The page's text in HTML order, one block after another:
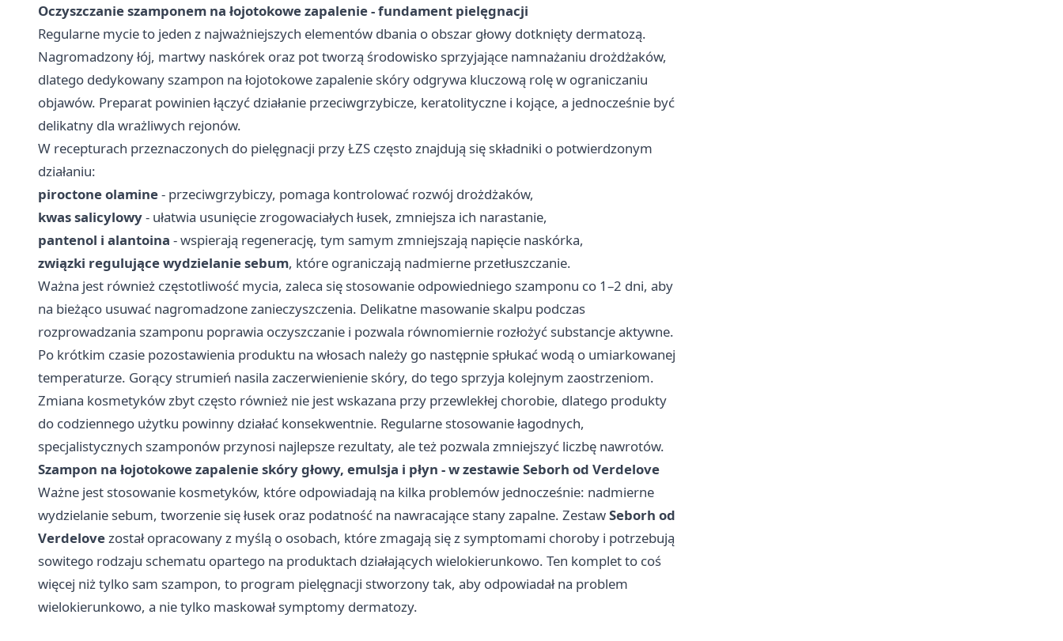
Oczyszczanie szamponem na łojotokowe zapalenie - fundament pielęgnacji
Regularne mycie to jeden z najważniejszych elementów dbania o obszar głowy dotknięty dermatozą.
Nagromadzony łój, martwy naskórek oraz pot tworzą środowisko sprzyjające namnażaniu drożdżaków,
dlatego dedykowany szampon na łojotokowe zapalenie skóry odgrywa kluczową rolę w ograniczaniu
objawów. Preparat powinien łączyć działanie przeciwgrzybicze, keratolityczne i kojące, a jednocześnie być
delikatny dla wrażliwych rejonów.
W recepturach przeznaczonych do pielęgnacji przy ŁZS często znajdują się składniki o potwierdzonym
działaniu:
piroctone olamine- przeciwgrzybiczy, pomaga kontrolować rozwój drożdżaków,
kwas salicylowy- ułatwia usunięcie zrogowaciałych łusek, zmniejsza ich narastanie,
pantenol i alantoina - wspierają regenerację, tym samym zmniejszają napięcie naskórka,
związki regulujące wydzielanie sebum, które ograniczają nadmierne przetłuszczanie.
Ważna jest również częstotliwość mycia, zaleca się stosowanie odpowiedniego szamponu co 1–2 dni, aby
na bieżąco usuwać nagromadzone zanieczyszczenia. Delikatne masowanie skalpu podczas
rozprowadzania szamponu poprawia oczyszczanie i pozwala równomiernie rozłożyć substancje aktywne.
Po krótkim czasie pozostawienia produktu na włosach należy go następnie spłukać wodą o umiarkowanej
temperaturze. Gorący strumień nasila zaczerwienienie skóry, do tego sprzyja kolejnym zaostrzeniom.
Zmiana kosmetyków zbyt często również nie jest wskazana przy przewlekłej chorobie, dlatego produkty
do codziennego użytku powinny działać konsekwentnie. Regularne stosowanie łagodnych,
specjalistycznych szamponów przynosi najlepsze rezultaty, ale też pozwala zmniejszyć liczbę nawrotów.
Szampon na łojotokowe zapalenie skóry głowy, emulsja i płyn - w zestawie Seborh od Verdelove
Ważne jest stosowanie kosmetyków, które odpowiadają na kilka problemów jednocześnie: nadmierne
wydzielanie sebum, tworzenie się łusek oraz podatność na nawracające stany zapalne. ZestawSeborh od
Verdelove został opracowany z myślą o osobach, które zmagają się z symptomami choroby i potrzebują
sowitego rodzaju schematu opartego na produktach działających wielokierunkowo. Ten komplet to coś
więcej niż tylko sam szampon, to program pielęgnacji stworzony tak, aby odpowiadał na problem
wielokierunkowo, a nie tylko maskował symptomy dermatozy.